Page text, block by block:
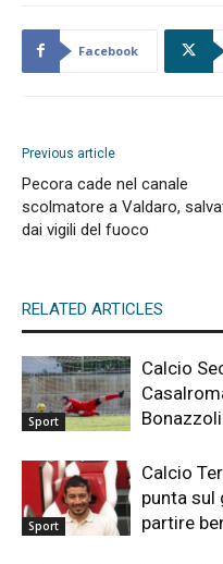
Facebook
Previous article
Pecora cade nel canale
scolmatore a Valdaro,
dai vigili del fuoco
RELATED ARTICLES
Sport
Calcio
Sport
Calcio
punta sul
partire